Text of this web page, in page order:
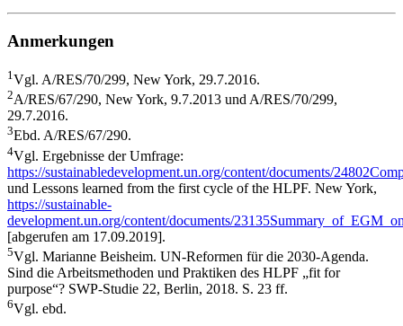
Anmerkungen
1 Vgl. A/RES/70/299, New York, 29.7.2016.
2A/RES/67/290, New York, 9.7.2013 und A/RES/70/299,
29.7.2016.
3Ebd. A/RES/67/290.
4Vgl. Ergebnisse der Umfrage:
https://sustainabledevelopment.un.org/content/documents/
und Lessons learned from the first cycle of the HLPF. New York,
https://sustainable-
development.un.org/content/documents/
[abgerufen am 17.09.2019].
5Vgl. Marianne Beisheim. UN-Reformen für die 2030-Agenda.
Sind die Arbeitsmethoden und Praktiken des HLPF „fit for
purpose“? SWP-Studie 22, Berlin, 2018. S. 23 ff.
6Vgl. ebd.